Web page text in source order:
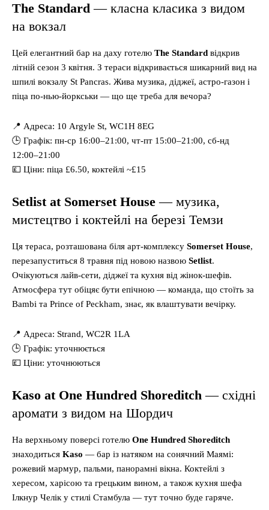
The Standard — класна класика з видом
на вокзал
Цей елегантний бар на даху готелю The Standard відкрив
літній сезон 3 квітня. З тераси відкривається шикарний вид на
шпилі вокзалу St Pancras. Жива музика, діджеї, астро-газон і
піца по-нью-йоркськи — що ще треба для вечора?
📍 Адреса: 10 Argyle St, WC1H 8EG
🕒 Графік: пн-ср 16:00–21:00, чт-пт 15:00–21:00, сб-нд
12:00–21:00
💷 Ціни: піца £6.50, коктейлі ~£15
Setlist at Somerset House — музика,
мистецтво і коктейлі на березі Темзи
Ця тераса, розташована біля арт-комплексу Somerset House,
перезапуститься 8 травня під новою назвою Setlist.
Очікуються лайв-сети, діджеї та кухня від жінок-шефів.
Атмосфера тут обіцяє бути епічною — команда, що стоїть за
Bambi та Prince of Peckham, знає, як влаштувати вечірку.
📍 Адреса: Strand, WC2R 1LA
🕒 Графік: уточнюється
💷 Ціни: уточнюються
Kaso at One Hundred Shoreditch — східні
аромати з видом на Шордич
На верхньому поверсі готелю One Hundred Shoreditch
знаходиться Kaso — бар із натяком на сонячний Маямі:
рожевий мармур, пальми, панорамні вікна. Коктейлі з
хересом, харісою та грецьким вином, а також кухня шефа
Ілкнур Челік у стилі Стамбула — тут точно буде гаряче.